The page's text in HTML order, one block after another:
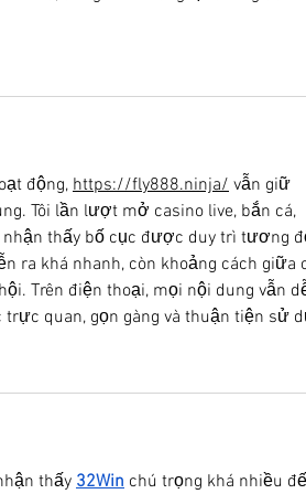
động, https://fly888.ninja/ vẫn giữ
Tôi lần lượt mở casino live, bắn cá,
nhận thấy bố cục được duy trì tương
ra khá nhanh, còn khoảng cách giữa
Trên điện thoại, mọi nội dung vẫn
quan, gọn gàng và thuận tiện sử
thấy 32Win chú trọng khá nhiều